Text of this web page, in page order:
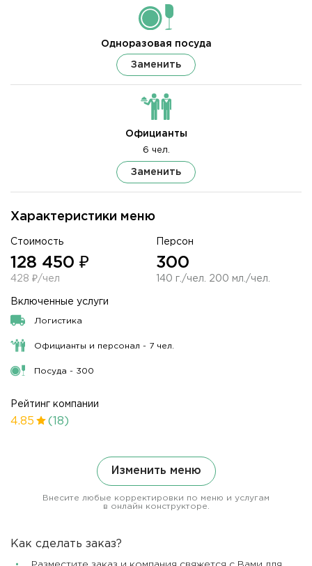
Характеристики меню
Стоимость
128 450 ₽
428 ₽/чел
Персон
300
140 г./чел. 200 мл./чел.
Включенные услуги
Логистика
Официанты и персонал - 7 чел.
Посуда - 300
Рейтинг компании
4.85 (18)
Изменить меню
Внесите любые корректировки по меню и услугам
в онлайн конструкторе.
Одноразовая посуда
Заменить
Официанты
6 чел.
Заменить
Как сделать заказ?